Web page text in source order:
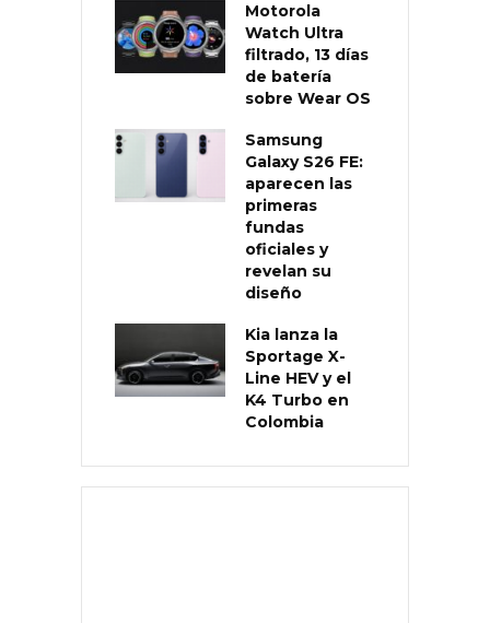
Motorola
Watch Ultra
filtrado, 13 días
de batería
sobre Wear OS
Samsung
Galaxy S26 FE:
aparecen las
primeras
fundas
oficiales y
revelan su
diseño
Kia lanza la
Sportage X-
Line HEV y el
K4 Turbo en
Colombia